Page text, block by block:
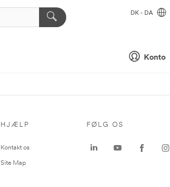
Konto
DK - DA
HJÆLP
Kontakt os
Site Map
FØLG OS